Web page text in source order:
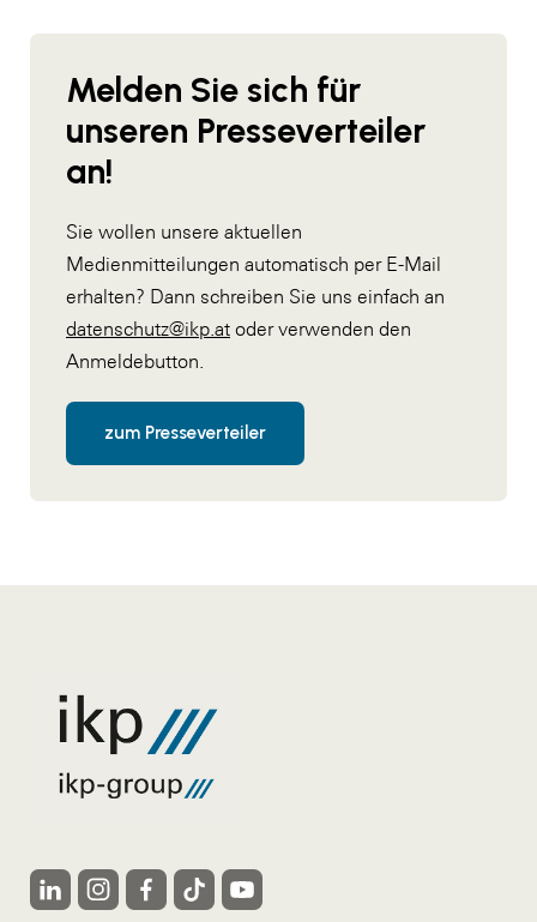
Melden Sie sich für
unseren Presseverteiler
an!
Sie wollen unsere aktuellen
Medienmitteilungen automatisch per E-Mail
erhalten? Dann schreiben Sie uns einfach an
datenschutz@ikp.at oder verwenden den
Anmeldebutton.
zum Presseverteiler